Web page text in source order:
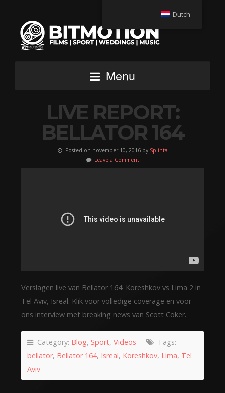
Menu
LIVE REPORT:
BELLATOR 164
Posted on november 10, 2016 by Splinta
Leave a Comment
Verslagen live van Bellator 164: Koreshkov vs Lima 2 in
Tel Aviv, Isreal. Klik voor volledige coverage en voor
ons interview met breaking news van Scott Coker.
Category: Blog, Sport, Videos
Tags:
bellator, Bellator 164, Isreal, Koreshkov, Lima, Tel
Aviv
Dutch